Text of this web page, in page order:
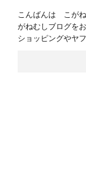
こんばんは こが
がねむしブログを
ショッピングやヤ